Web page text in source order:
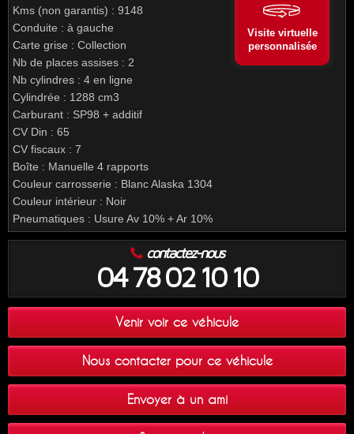
Kms (non garantis) : 9148
Conduite : à gauche
Carte grise : Collection
Nb de places assises : 2
Nb cylindres : 4 en ligne
Cylindrée : 1288 cm3
Carburant : SP98 + additif
CV Din : 65
CV fiscaux : 7
Boîte : Manuelle 4 rapports
Couleur carrosserie : Blanc Alaska 1304
Couleur intérieur : Noir
Pneumatiques : Usure Av 10% + Ar 10%
Visite virtuelle
personnalisée
Venir voir ce véhicule
Nous contacter pour ce véhicule
Envoyer à un ami
contactez-nous
04 78 02 10 10